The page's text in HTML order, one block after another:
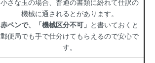
小さな玉の場合、普通の書類に紛れて仕訳の
機械に通されるとがあります。
赤ペンで、「機械区分不可」 と書いておくと
郵便局でも手で仕分けてもらえるので安心で
す。